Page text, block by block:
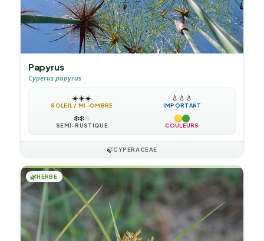
Papyrus
Cyperus papyrus
☀️☀️☀️
SOLEIL / MI-OMBRE
💧 💧 💧
IMPORTANT
❄️❄️❄️
SEMI-RUSTIQUE COULEURS
🍃CYPERACEAE
🌿HERBE